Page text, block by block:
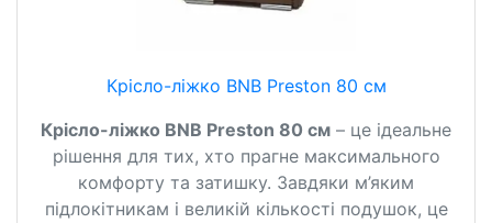
Крісло-ліжко BNB Preston 80 см
Крісло-ліжко BNB Preston 80 см – це ідеальне
рішення для тих, хто прагне максимального
комфорту та затишку. Завдяки м’яким
підлокітникам і великій кількості подушок, це